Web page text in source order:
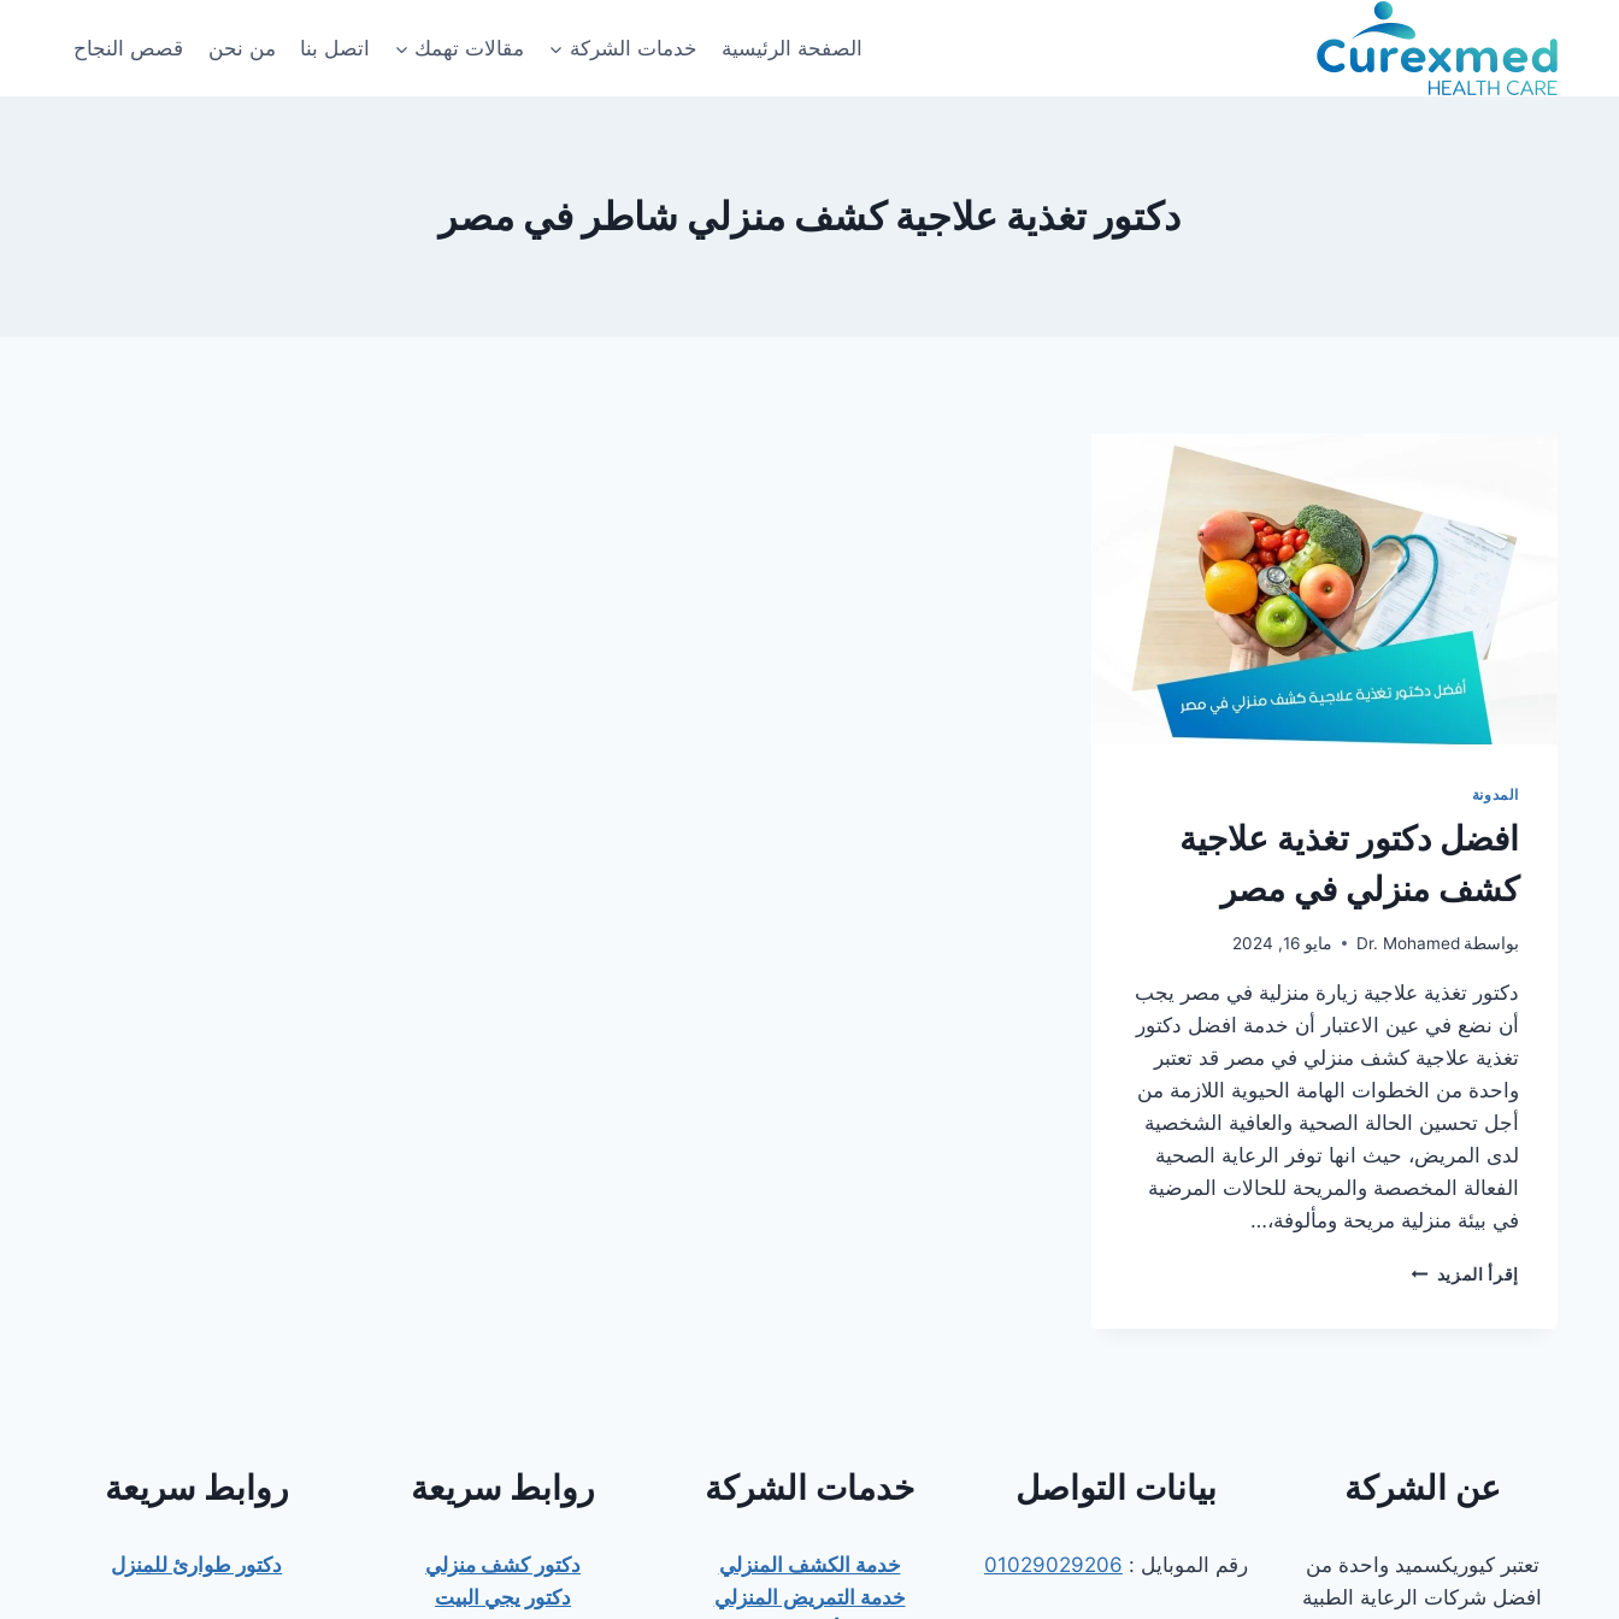
المحتوى
الصفحة الرئيسية خدمات الشركة مقالات تهمك اتصل بنا من نحن قصص النجاح
دكتور تغذية علاجية كشف منزلي شاطر في مصر
المدونة
افضل دكتور تغذية علاجية
كشف منزلي في مصر
بواسطة Dr. Mohamed مايو 16, 2024
دكتور تغذية علاجية زيارة منزلية في مصر يجب
أن نضع في عين الاعتبار أن خدمة افضل دكتور
تغذية علاجية كشف منزلي في مصر قد تعتبر
واحدة من الخطوات الهامة الحيوية اللازمة من
أجل تحسين الحالة الصحية والعافية الشخصية
لدى المريض، حيث انها توفر الرعاية الصحية
الفعالة المخصصة والمريحة للحالات المرضية
في بيئة منزلية مريحة ومألوفة،…
إقرأ المزيد افضل
عن الشركة
تعتبر كيوريكسميد واحدة من
افضل شركات الرعاية الطبية
بيانات التواصل
رقم الموبايل : 01029029206
خدمات الشركة
خدمة الكشف المنزلي
خدمة التمريض المنزلي
روابط سريعة
دكتور كشف منزلي
دكتور يجي البيت
روابط سريعة
دكتور طوارئ للمنزل